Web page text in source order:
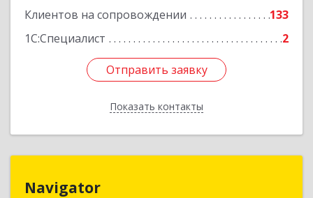
Клиентов на сопровождении
133
1С:Специалист
2
Отправить заявку
Показать контакты
Отправить заявку
Назад
Navigator